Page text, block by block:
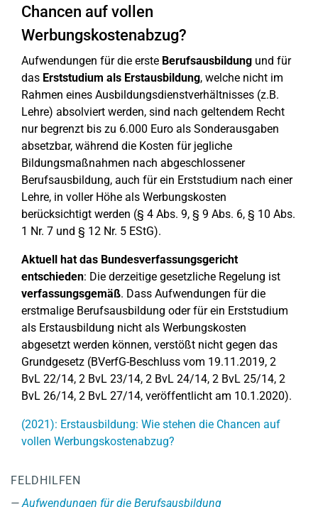
Chancen auf vollen
Werbungskostenabzug?
Aufwendungen für die erste Berufsausbildung und für
das Erststudium als Erstausbildung, welche nicht im
Rahmen eines Ausbildungsdienstverhältnisses (z.B.
Lehre) absolviert werden, sind nach geltendem Recht
nur begrenzt bis zu 6.000 Euro als Sonderausgaben
absetzbar, während die Kosten für jegliche
Bildungsmaßnahmen nach abgeschlossener
Berufsausbildung, auch für ein Erststudium nach einer
Lehre, in voller Höhe als Werbungskosten
berücksichtigt werden (§ 4 Abs. 9, § 9 Abs. 6, § 10 Abs.
1 Nr. 7 und § 12 Nr. 5 EStG).
Aktuell hat das Bundesverfassungsgericht
entschieden: Die derzeitige gesetzliche Regelung ist
verfassungsgemäß. Dass Aufwendungen für die
erstmalige Berufsausbildung oder für ein Erststudium
als Erstausbildung nicht als Werbungskosten
abgesetzt werden können, verstößt nicht gegen das
Grundgesetz (BVerfG-Beschluss vom 19.11.2019, 2
BvL 22/14, 2 BvL 23/14, 2 BvL 24/14, 2 BvL 25/14, 2
BvL 26/14, 2 BvL 27/14, veröffentlicht am 10.1.2020).
(2021): Erstausbildung: Wie stehen die Chancen auf
vollen Werbungskostenabzug?
FELDHILFEN
Aufwendungen für die Berufsausbildung